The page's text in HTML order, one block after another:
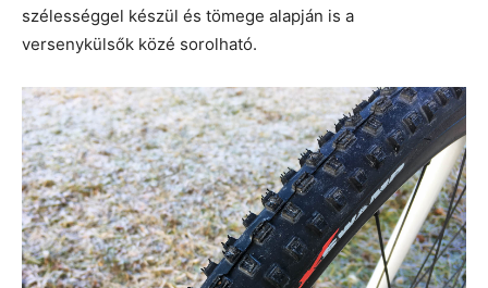
szélességgel készül és tömege alapján is a
versenykülsők közé sorolható.